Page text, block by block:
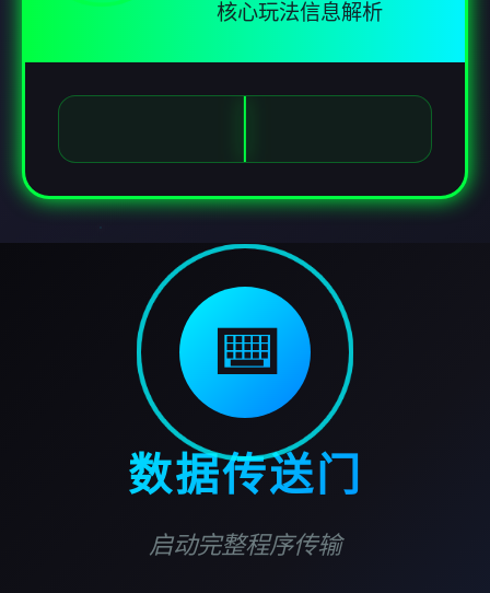
核心玩法信息解析
⌨️
数据传送门
启动完整程序传输